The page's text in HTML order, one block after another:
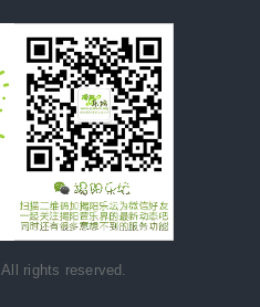
All rights reserved.